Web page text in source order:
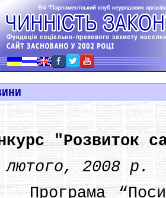
"Розвиток
лютого, 2008 р.